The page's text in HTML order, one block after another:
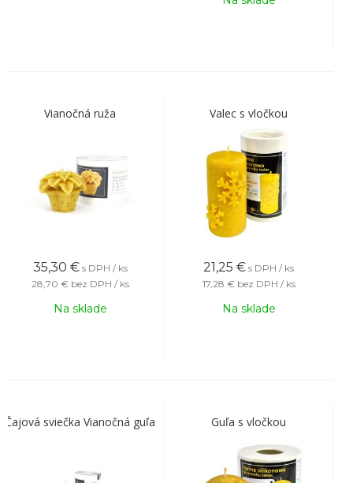
Vianočná ruža
35,30 € s DPH / ks
28,70 € bez DPH / ks
Na sklade
Valec s vločkou
21,25 € s DPH / ks
17,28 € bez DPH / ks
Na sklade
Čajová sviečka Vianočná guľa Guľa s vločkou